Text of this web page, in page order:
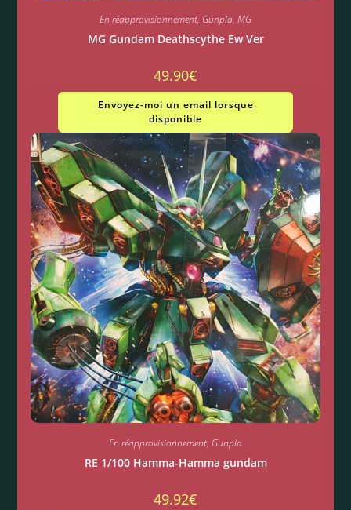
En réapprovisionnement, Gunpla, MG
MG Gundam Deathscythe Ew Ver
49.90€
Envoyez-moi un email lorsque
disponible
En réapprovisionnement, Gunpla
RE 1/100 Hamma-Hamma gundam
49.92€